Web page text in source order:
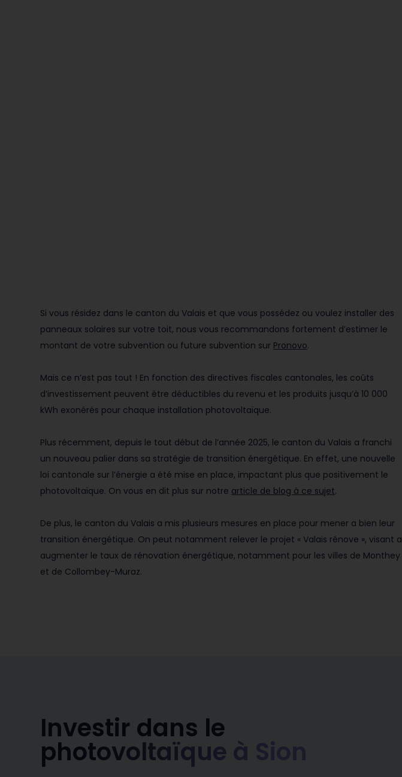
Si vous résidez dans le canton du Valais et que vous possédez ou voulez installer des
panneaux solaires sur votre toit, nous vous recommandons fortement d’estimer le
montant de votre subvention ou future subvention sur Pronovo.
Mais ce n’est pas tout ! En fonction des directives fiscales cantonales, les coûts
d’investissement peuvent être déductibles du revenu et les produits jusqu’à 10 000
kWh exonérés pour chaque installation photovoltaïque.
Plus récemment, depuis le tout début de l’année 2025, le canton du Valais a franchi
un nouveau palier dans sa stratégie de transition énergétique. En effet, une nouvelle
loi cantonale sur l’énergie a été mise en place, impactant plus que positivement le
photovoltaïque. On vous en dit plus sur notre article de blog à ce sujet.
De plus, le canton du Valais a mis plusieurs mesures en place pour mener a bien leur
transition énergétique. On peut notamment relever le projet « Valais rénove », visant a
augmenter le taux de rénovation énergétique, notamment pour les villes de Monthey
et de Collombey-Muraz.
Investir dans le
photovoltaïque à Sion